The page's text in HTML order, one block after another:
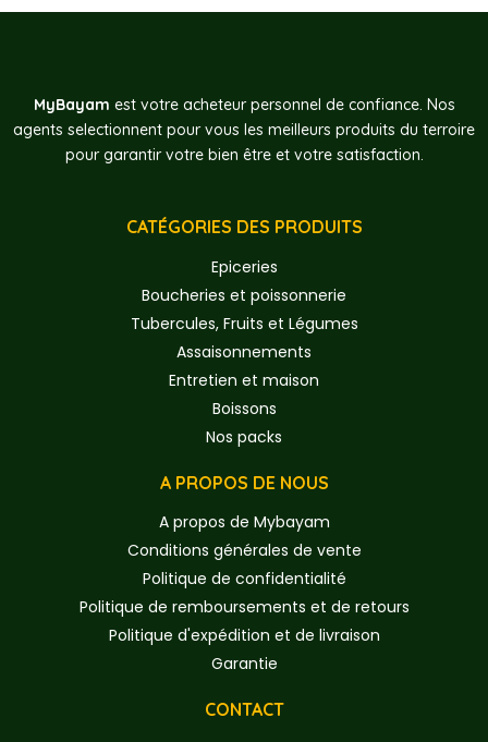
MyBayam est votre acheteur personnel de confiance. Nos
agents selectionnent pour vous les meilleurs produits du terroire
pour garantir votre bien être et votre satisfaction.
CATÉGORIES DES PRODUITS
Epiceries
Boucheries et poissonnerie
Tubercules, Fruits et Légumes
Assaisonnements
Entretien et maison
Boissons
Nos packs
A PROPOS DE NOUS
A propos de Mybayam
Conditions générales de vente
Politique de confidentialité
Politique de remboursements et de retours
Politique d'expédition et de livraison
Garantie
CONTACT